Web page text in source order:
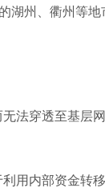
湖州、衢州等
穿透至基层网
用内部资金转